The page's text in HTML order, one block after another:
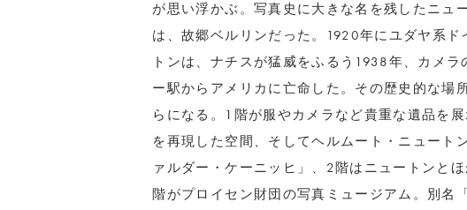
が思い浮かぶ。写真史に大きな名を残したニュ
は、故郷ベルリンだった。1920年にユダヤ系
トンは、ナチスが猛威をふるう1938年、カメ
ー駅からアメリカに亡命した。その歴史的な場
らになる。1階が服やカメラなど貴重な遺品を
を再現した空間、そしてヘルムート・ニュート
ァルダー・ケーニッヒ」、2階はニュートンと
階がプロイセン財団の写真ミュージアム。別名